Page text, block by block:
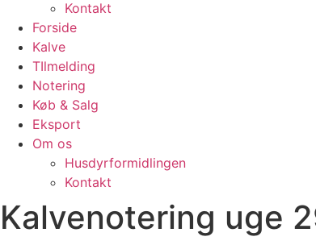
Kontakt
Forside
Kalve
TIlmelding
Notering
Køb & Salg
Eksport
Om os
Husdyrformidlingen
Kontakt
Kalvenotering uge